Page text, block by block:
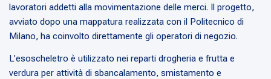
lavoratori addetti alla movimentazione delle merci. Il progetto,
avviato dopo una mappatura realizzata con il Politecnico di
Milano, ha coinvolto direttamente gli operatori di negozio.
L’esoscheletro è utilizzato nei reparti drogheria e frutta e
verdura per attività di sbancalamento, smistamento e